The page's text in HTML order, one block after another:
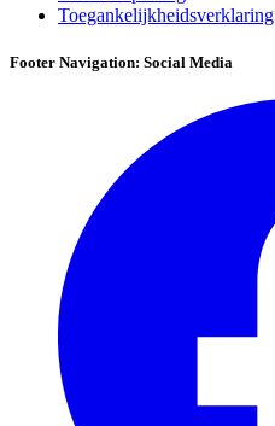
Toegankelijkheidsverklaring
Footer Navigation: Social Media